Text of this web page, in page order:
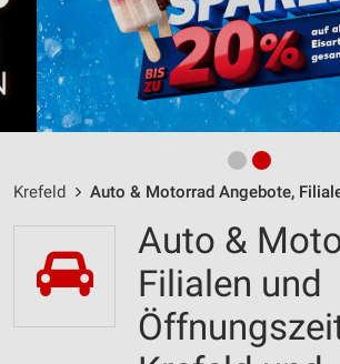
Krefeld Auto & Motorrad Angebote,
Auto &
Filialen und